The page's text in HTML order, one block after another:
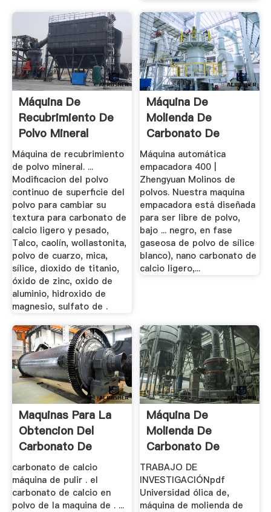
Máquina De
Recubrimiento De
Polvo Mineral
Máquina de recubrimiento
de polvo mineral. ...
Modificacion del polvo
continuo de superficie del
polvo para cambiar su
textura para carbonato de
calcio ligero y pesado,
Talco, caolín, wollastonita,
polvo de cuarzo, mica,
sílice, dioxido de titanio,
óxido de zinc, oxido de
aluminio, hidroxido de
magnesio, sulfato de .
Máquina De
Molienda De
Carbonato De
Calcio En Polvo
Micro Eeuu
Máquina automática
empacadora 400 |
Zhengyuan Molinos de
polvos. Nuestra maquina
empacadora está diseñada
para ser libre de polvo,
bajo ... negro, en fase
gaseosa de polvo de sílice
blanco), nano carbonato de
calcio ligero,...
Maquinas Para La
Obtencion Del
Carbonato De
Calcio En Polvo
carbonato de calcio
máquina de pulir . el
carbonato de calcio en
polvo de la maquina de . ...
Máquina De
Molienda De
Carbonato De
Calcio En Polvo
Micro ...
TRABAJO DE
INVESTIGACIÓNpdf
Universidad ólica de,
máquina de molienda de